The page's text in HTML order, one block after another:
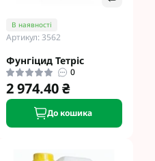
В наявності
Артикул: 3562
Фунгіцид Тетріс
0
2 974.40 ₴
До кошика